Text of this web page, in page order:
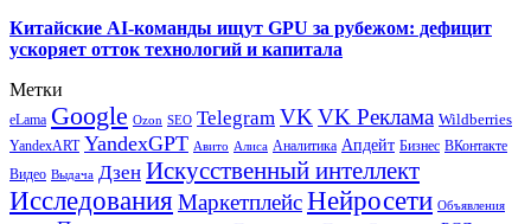
Китайские AI-команды ищут GPU за рубежом: дефицит
ускоряет отток технологий и капитала
Метки
eLama Google Ozon SEO Telegram VK VK Реклама Wildberries
YandexART YandexGPT Авито Алиса Аналитика Апдейт Бизнес ВКонтакте
Видео Выдача Дзен Искусственный интеллект
Исследования МаркетплейсНейросети Объявления